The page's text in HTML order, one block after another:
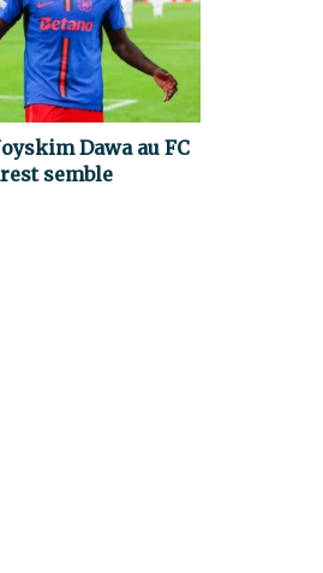
Dawa au FC
semble